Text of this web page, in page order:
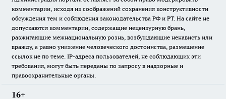
комментарии, исходя из соображений сохранения конструктивности
обсуждения тем и соблюдения законодательства РФ и РТ. На сайте не
допускаются комментарии, содержащие нецензурную брань,
разжигающие межнациональную рознь, возбуждающие ненависть или
вражду, а равно унижение человеческого достоинства, размещение
ссылок не по теме. IP-адреса пользователей, не соблюдающих эти
требования, могут быть переданы по запросу в надзорные и
правоохранительные органы.
16+